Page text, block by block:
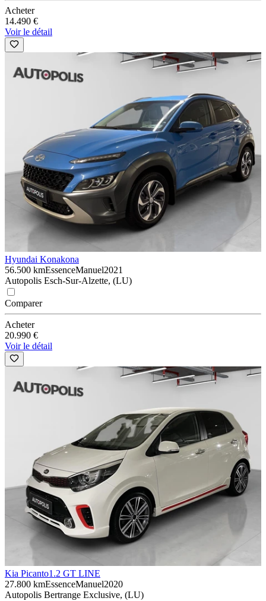
Acheter
14.490 €
Voir le détail
Hyundai Konakona
56.500 kmEssenceManuel2021
Autopolis Esch-Sur-Alzette, (LU)
Comparer
Acheter
20.990 €
Voir le détail
Kia Picanto1.2 GT LINE
27.800 kmEssenceManuel2020
Autopolis Bertrange Exclusive, (LU)